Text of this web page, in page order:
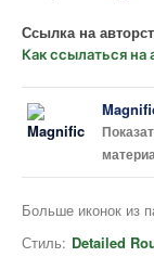
Ссылка на
Как ссылаться на
Больше иконок из
Стиль: Detailed